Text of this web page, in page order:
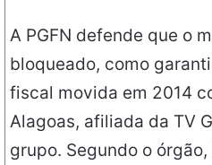
A PGFN defende que o
bloqueado, como
fiscal movida em 2014
Alagoas, afiliada da TV
grupo. Segundo o